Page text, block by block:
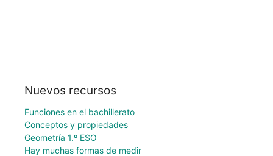
Nuevos recursos
Funciones en el bachillerato
Conceptos y propiedades
Geometría 1.º ESO
Hay muchas formas de medir